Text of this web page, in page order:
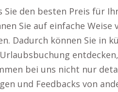
Sie den besten Preis für
Sie auf einfache Weise
Dadurch können Sie in
bei uns nicht nur
und Feedbacks von